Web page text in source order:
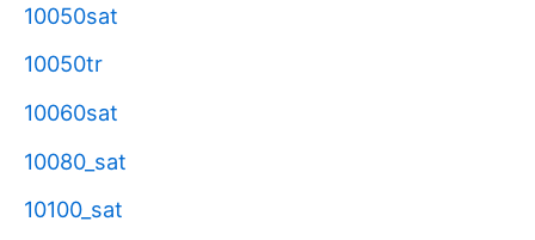
10050sat
10050tr
10060sat
10080_sat
10100_sat